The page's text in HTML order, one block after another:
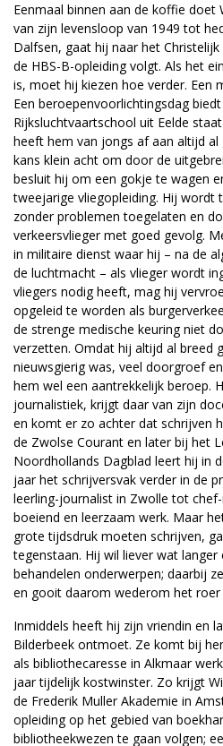
Eenmaal binnen aan de koffie doet
van zijn levensloop van 1949 tot
Dalfsen, gaat hij naar het
de HBS-B-opleiding volgt. Als het
is, moet hij kiezen hoe verder. Een
Een beroepenvoorlichtingsdag
Rijksluchtvaartschool uit Eelde
heeft hem van jongs af aan altijd
kans klein acht om door de
besluit hij om een gokje te wagen
tweejarige vliegopleiding. Hij wordt
zonder problemen toegelaten en
verkeersvlieger met goed gevolg.
in militaire dienst waar hij – na de
de luchtmacht – als vlieger wordt
vliegers nodig heeft, mag hij
opgeleid te worden als
de strenge medische keuring niet
verzetten. Omdat hij altijd al breed
nieuwsgierig was, veel doorgroef
hem wel een aantrekkelijk beroep.
journalistiek, krijgt daar van zijn
en komt er zo achter dat schrijven
de Zwolse Courant en later bij het
Noordhollands Dagblad leert hij in
jaar het schrijversvak verder in de
leerling-journalist in Zwolle tot
boeiend en leerzaam werk. Maar
grote tijdsdruk moeten schrijven,
tegenstaan. Hij wil liever wat
behandelen onderwerpen; daarbij
en gooit daarom wederom het roer
Inmiddels heeft hij zijn vriendin en
Bilderbeek ontmoet. Ze komt bij
als bibliothecaresse in Alkmaar
jaar tijdelijk kostwinster. Zo krijgt
de Frederik Muller Akademie in
opleiding op het gebied van
bibliotheekwezen te gaan volgen;